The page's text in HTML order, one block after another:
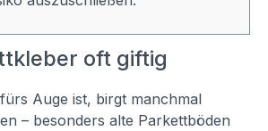
oft giftig
Auge ist, birgt manchmal
– besonders alte Parkettböden